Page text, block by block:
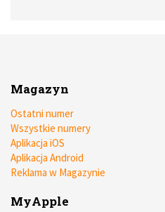
Magazyn
Ostatni numer
Wszystkie numery
Aplikacja iOS
Aplikacja Android
Reklama w Magazynie
MyApple